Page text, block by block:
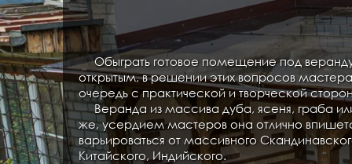
Обыграть готовое помещение под веранду
открытым, в решении этих вопросов
очередь с практической и творческой
Веранда из массива дуба, ясеня, граба
же, усердием мастеров она отлично
варьироваться от массивного
Китайского, Индийского.